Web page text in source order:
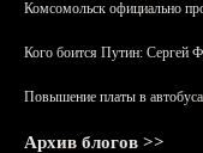
Комсомольск официально
Кого боится Путин: Сергей
Повышение платы в
Архив блогов >>